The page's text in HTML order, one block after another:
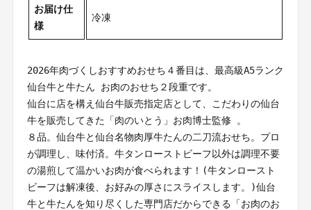
お届け仕
様
冷凍
2026年肉づくしおすすめおせち４番目は、最高級A5ランク
仙台牛と牛たん お肉のおせち２段重です。
仙台に店を構え仙台牛販売指定店として、こだわりの仙台
牛を販売してきた「肉のいとう」お肉博士監修 。
８品。仙台牛と仙台名物肉厚牛たんの二刀流おせち。プロ
が調理し、味付済。牛タンローストビーフ以外は調理不要
の湯煎して温かいお肉が食べられます！(牛タンロースト
ビーフは解凍後、お好みの厚さにスライスします。)仙台
牛と牛たんを知り尽くした専門店だからできる「お肉のお